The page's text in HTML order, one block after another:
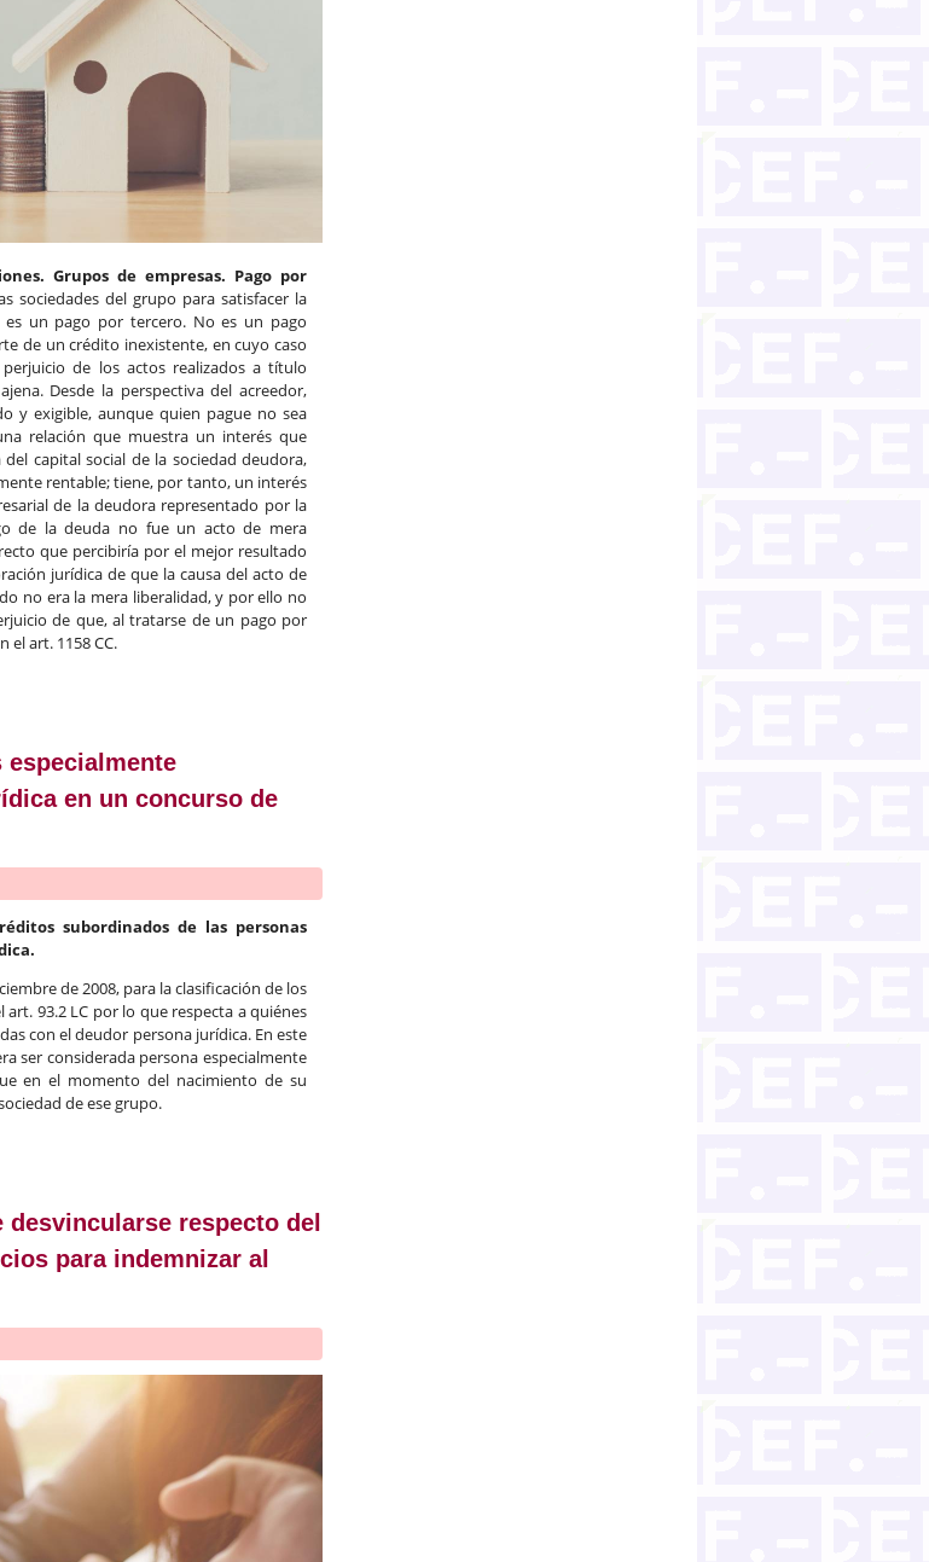
Grupos de empresas. Pago por
sociedades del grupo para satisfacer la
un pago por tercero. No es un pago
de un crédito inexistente, en cuyo caso
de los actos realizados a título
Desde la perspectiva del acreedor,
y exigible, aunque quien pague no sea
relación que muestra un interés que
capital social de la sociedad deudora,
rentable; tiene, por tanto, un interés
de la deudora representado por la
de la deuda no fue un acto de mera
que percibiría por el mejor resultado
jurídica de que la causa del acto de
no era la mera liberalidad, y por ello no
de que, al tratarse de un pago por
el art. 1158 CC.
especialmente
en un concurso de
subordinados de las personas
de 2008, para la clasificación de los
93.2 LC por lo que respecta a quiénes
con el deudor persona jurídica. En este
ser considerada persona especialmente
en el momento del nacimiento de su
de ese grupo.
desvincularse respecto del
para indemnizar al